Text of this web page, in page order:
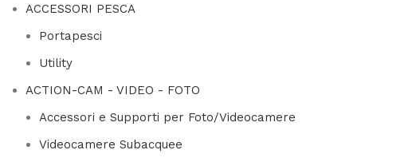
ACCESSORI PESCA
Portapesci
Utility
ACTION-CAM - VIDEO - FOTO
Accessori e Supporti per Foto/Videocamere
Videocamere Subacquee